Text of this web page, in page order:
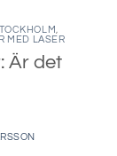
MED LASER
Är det